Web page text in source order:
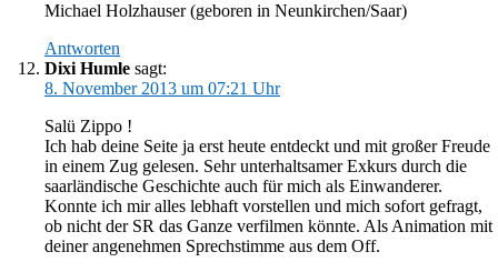
Michael Holzhauser (geboren in Neunkirchen/Saar)
Antworten
Dixi Humle sagt:
8. November 2013 um 07:21 Uhr
Salü Zippo !
Ich hab deine Seite ja erst heute entdeckt und mit großer Freude
in einem Zug gelesen. Sehr unterhaltsamer Exkurs durch die
saarländische Geschichte auch für mich als Einwanderer.
Konnte ich mir alles lebhaft vorstellen und mich sofort gefragt,
ob nicht der SR das Ganze verfilmen könnte. Als Animation mit
deiner angenehmen Sprechstimme aus dem Off.